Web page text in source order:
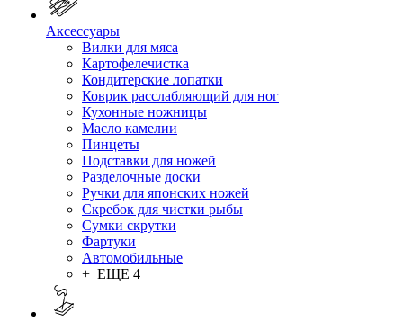
Аксессуары
Вилки для мяса
Картофелечистка
Кондитерские лопатки
Коврик расслабляющий для ног
Кухонные ножницы
Масло камелии
Пинцеты
Подставки для ножей
Разделочные доски
Ручки для японских ножей
Скребок для чистки рыбы
Сумки скрутки
Фартуки
Автомобильные
+ ЕЩЕ 4